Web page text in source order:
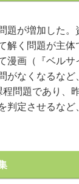
が増加した
く問題が主
画（『ベル
なくなるな
問題であり
定させるな